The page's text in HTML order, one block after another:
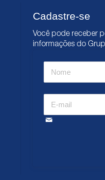
Cadastre-se
Você pode receber
informações do